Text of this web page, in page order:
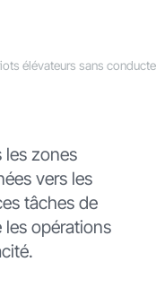
élévateurs sans
les zones
vers les
tâches de
opérations